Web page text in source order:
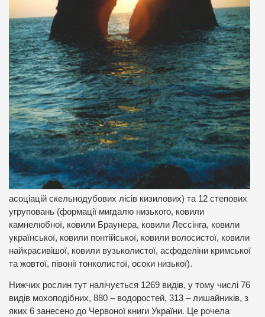
асоціацій скельнодубових лісів кизилових) та 12 степових
угруповань (формації мигдалю низького, ковили
камнелюбної, ковили Браунера, ковили Лессінга, ковили
української, ковили понтійської, ковили волосистої, ковили
найкрасивішої, ковили вузьколистої, асфоделіни кримської
та жовтої, півонії тонколистої, осоки низької).
Нижчих рослин тут налічується 1269 видів, у тому числі 76
видів мохоподібних, 880 – водоростей, 313 – лишайників, з
яких 6 занесено до Червоної книги України. Це рочела